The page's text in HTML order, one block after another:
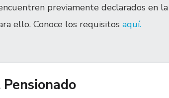
previamente declarados en
ello. Conoce los requisitos aquí.